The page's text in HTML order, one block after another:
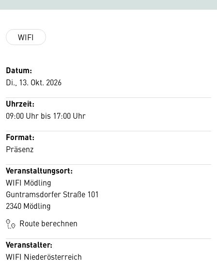
WIFI
Datum:
Di., 13. Okt. 2026
Uhrzeit:
09:00 Uhr bis 17:00 Uhr
Format:
Präsenz
Veranstaltungsort:
WIFI Mödling
Guntramsdorfer Straße 101
2340 Mödling
Route berechnen
Veranstalter:
WIFI Niederösterreich